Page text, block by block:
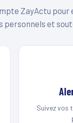
ZayActu
personnels et
Suivez vos